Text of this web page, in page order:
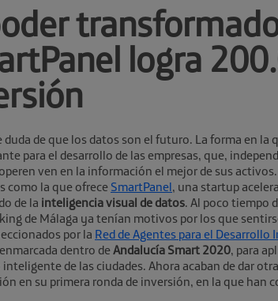
logra
duda de que los datos son el futuro. La forma en la
para el desarrollo de las empresas, que,
ven en la información el mejor de sus
como la que ofrece SmartPanel, una startup
de la inteligencia visual de datos. Al poco tiempo
de Málaga ya tenían motivos por los que
por la Red de Agentes para el
dentro deAndalucía Smart 2020, para
de las ciudades. Ahora acaban de dar
en su primera ronda de inversión, en la que han